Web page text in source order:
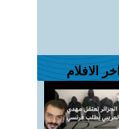
اخر الافلام